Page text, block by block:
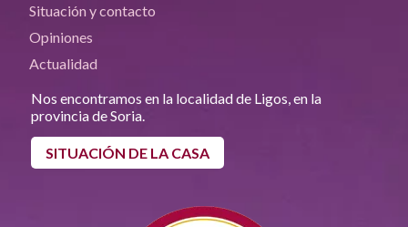
Situación y contacto
Opiniones
Actualidad
Nos encontramos en la localidad de Ligos, en la
provincia de Soria.
SITUACIÓN DE LA CASA